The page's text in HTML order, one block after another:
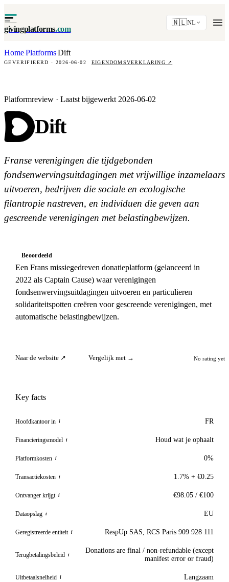
givingplatforms.com
🇳🇱NL
Home·Platforms·Dift
GEVERIFIEERD · 2026-06-02 EIGENDOMSVERKLARING ↗
Platformreview · Laatst bijgewerkt 2026-06-02
Dift
Franse verenigingen die tijdgebonden
fondsenwervingsuitdagingen met vrijwillige inzamelaars
uitvoeren, bedrijven die sociale en ecologische
filantropie nastreven, en individuen die geven aan
gescreende verenigingen met belastingbewijzen.
Beoordeeld
Een Frans missiegedreven donatieplatform (gelanceerd in
2022 als Captain Cause) waar verenigingen
fondsenwervingsuitdagingen uitvoeren en particulieren
solidariteitspotten creëren voor gescreende verenigingen, met
automatische belastingbewijzen.
Naar de website ↗ Vergelijk met → No rating yet
Key facts
Hoofdkantoor in i FR
Financieringsmodel i Houd wat je ophaalt
Platformkosten i 0%
Transactiekosten i 1.7% + €0.25
Ontvanger krijgt i €98.05 / €100
Dataopslag i EU
Geregistreerde entiteit i RespUp SAS, RCS Paris 909 928 111
Terugbetalingsbeleid i
Donations are final / non-refundable (except
manifest error or fraud)
Uitbetaalsnelheid i Langzaam